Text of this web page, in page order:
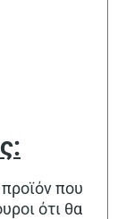
που
ότι θα